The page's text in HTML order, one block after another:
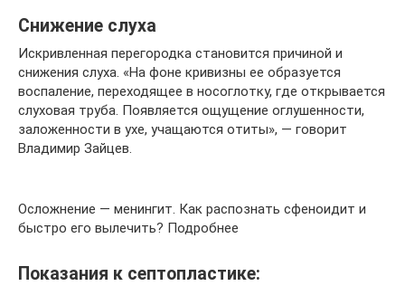
Снижение слуха
Искривленная перегородка становится причиной и
снижения слуха. «На фоне кривизны ее образуется
воспаление, переходящее в носоглотку, где открывается
слуховая труба. Появляется ощущение оглушенности,
заложенности в ухе, учащаются отиты», — говорит
Владимир Зайцев.
Осложнение — менингит. Как распознать сфеноидит и
быстро его вылечить? Подробнее
Показания к септопластике: